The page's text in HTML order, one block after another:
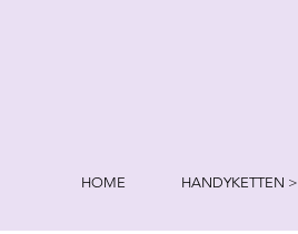
HOME HANDYKETTEN >